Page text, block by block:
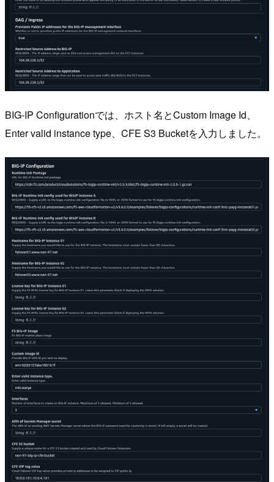
BIG-IP Configurationでは、ホスト名とCustom Image Id、
Enter valid instance type、CFE S3 Bucketを入力しました。